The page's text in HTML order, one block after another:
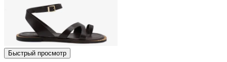
Быстрый просмотр